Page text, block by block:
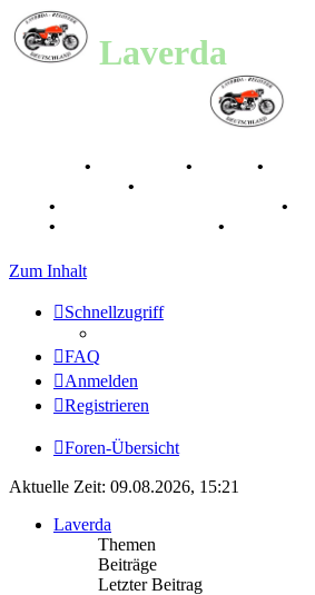
Laverda
• • •
•
• •
• •
Zum Inhalt
Schnellzugriff
FAQ
Anmelden
Registrieren
Foren-Übersicht
Aktuelle Zeit: 09.08.2026, 15:21
Laverda
Themen
Beiträge
Letzter Beitrag